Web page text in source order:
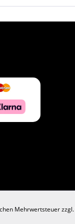
Mehrwertsteuer zzgl.